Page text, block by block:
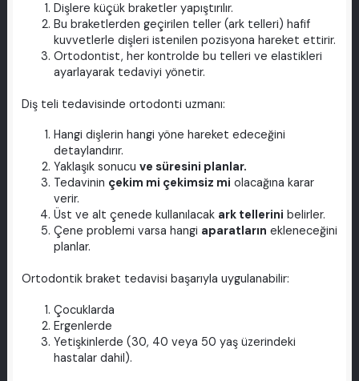
Dişlere küçük braketler yapıştırılır.
Bu braketlerden geçirilen teller (ark telleri) hafif
kuvvetlerle dişleri istenilen pozisyona hareket ettirir.
Ortodontist, her kontrolde bu telleri ve elastikleri
ayarlayarak tedaviyi yönetir.
Diş teli tedavisinde ortodonti uzmanı:
Hangi dişlerin hangi yöne hareket edeceğini
detaylandırır.
Yaklaşık sonucu ve süresini planlar.
Tedavinin çekim mi çekimsiz mi olacağına karar
verir.
Üst ve alt çenede kullanılacak ark tellerini belirler.
Çene problemi varsa hangi aparatların ekleneceğini
planlar.
Ortodontik braket tedavisi başarıyla uygulanabilir:
Çocuklarda
Ergenlerde
Yetişkinlerde (30, 40 veya 50 yaş üzerindeki
hastalar dahil).